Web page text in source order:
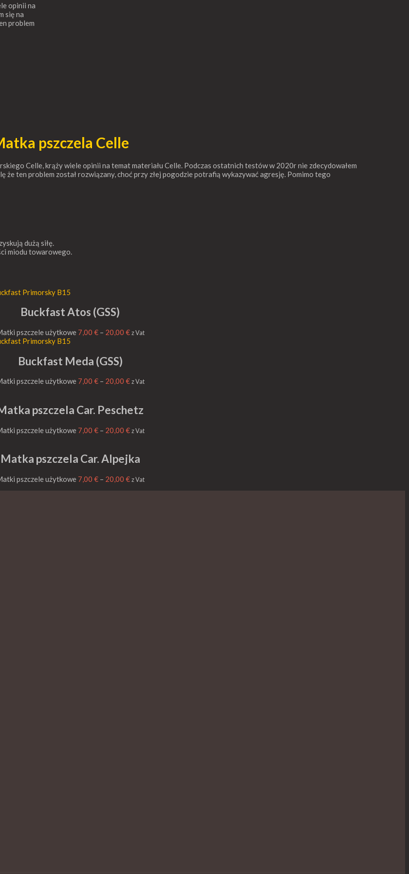
opinii na
się na
problem
pszczela Celle
Celle, krąży wiele opinii na temat materiału Celle. Podczas ostatnich testów w 2020r nie zdecydowałem
ten problem został rozwiązany, choć przy złej pogodzie potrafią wykazywać agresję. Pomimo tego
dużą siłę.
miodu towarowego.
Buckfast Atos (GSS)
pszczele użytkowe 7,00 € – 20,00 € z Vat
Buckfast Meda (GSS)
pszczele użytkowe 7,00 € – 20,00 € z Vat
pszczela Car. Peschetz
pszczele użytkowe 7,00 € – 20,00 € z Vat
Matka pszczela Car. Alpejka
pszczele użytkowe 7,00 € – 20,00 € z Vat